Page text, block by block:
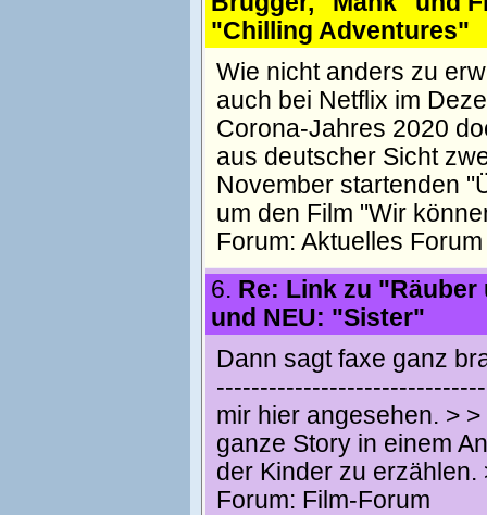
"Chilling Adventures"
Wie nicht anders zu
auch bei Netflix im
Corona-Jahres 2020
aus deutscher Sicht
November startenden
um den Film "Wir
Forum: Aktuelles Forum
6. Re: Link zu "Räuber
und NEU: "Sister"
Dann sagt faxe ganz
mir hier angesehen. >
ganze Story in einem
der Kinder zu erzählen.
Forum: Film-Forum